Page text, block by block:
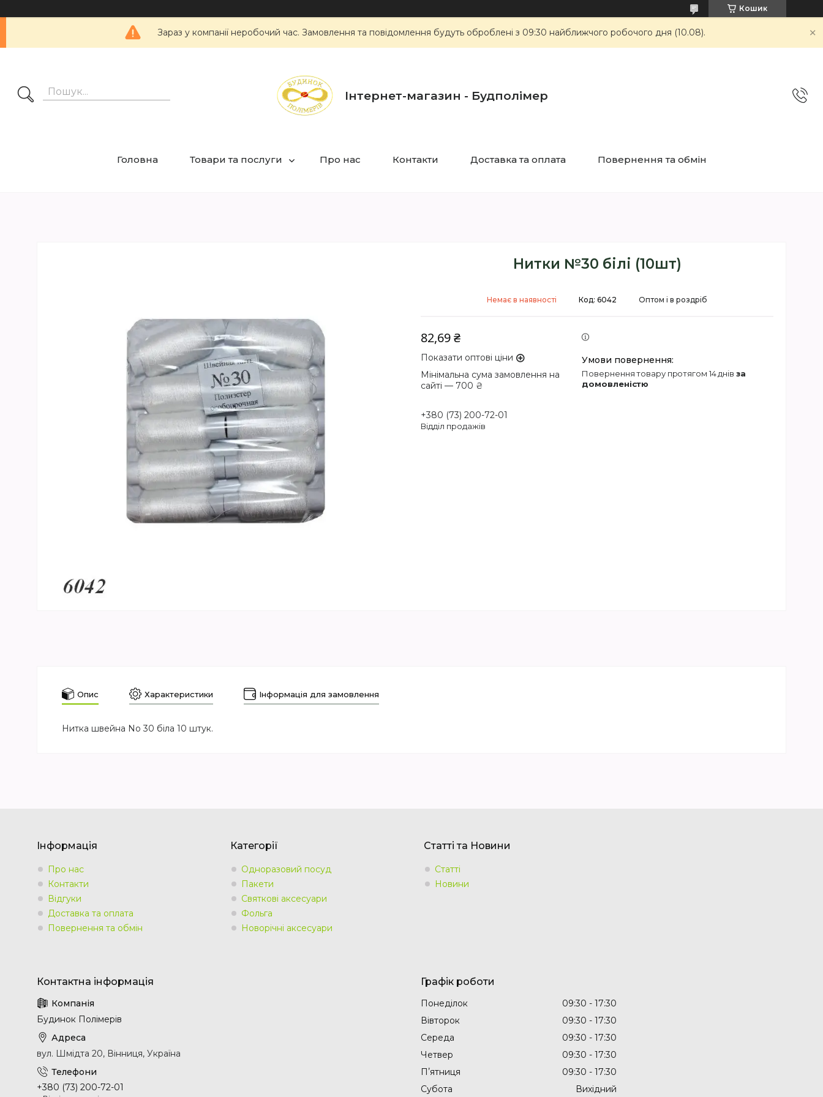
Кошик
Зараз у компанії неробочий час. Замовлення та повідомлення будуть оброблені з 09:30 найближчого робочого дня (10.08).
Інтернет-магазин - Будполімер
Головна Товари та послуги Про нас Контакти Доставка та оплата Повернення та обмін
Нитки №30 білі (10шт)
Немає в наявності Оптом і в роздріб
Код: 6042
82,69 ₴
Показати оптові ціни
Мінімальна сума замовлення на
сайті — 700 ₴
+380 (73) 200-72-01
Відділ продажів
повернення товару протягом 14 днів за
домовленістю
Опис Характеристики Інформація для замовлення
Нитка швейна No 30 біла 10 штук.
Інформація
Про нас
Контакти
Відгуки
Доставка та оплата
Повернення та обмін
Категорії
Одноразовий посуд
Пакети
Святкові аксесуари
Фольга
Новорічні аксесуари
Статті та Новини
Статті
Новини
Будинок Полімерів
вул. Шмідта 20, Вінниця, Україна
+380 (73) 200-72-01
Графік роботи
Понеділок 09:30
17:30
Вівторок
09:30
17:30
Середа
09:30
17:30
Четвер
09:30
17:30
Пʼятниця
09:30
17:30
Субота
Вихідний